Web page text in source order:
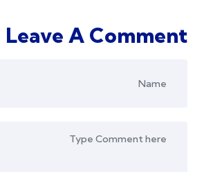
Leave A Comment